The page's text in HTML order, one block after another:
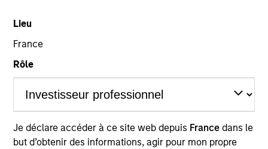
Lieu
France
Rôle
Je déclare accéder à ce site web depuis France dans le
but d’obtenir des informations, agir pour mon propre
Years
Mesa West Capital